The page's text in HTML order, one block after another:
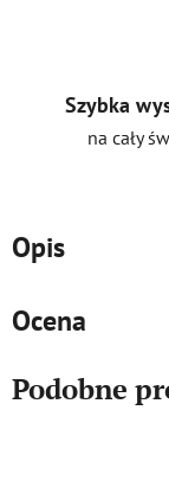
Szybka
na cały
Opis
Ocena
Podobne